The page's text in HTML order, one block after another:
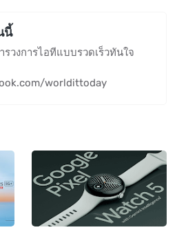
นี้
รวงการไอทีแบบรวดเร็วทันใจ
worldittoday